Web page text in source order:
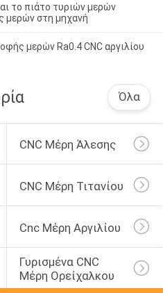
το πιάτο τυριών μερών
μερών στη μηχανή
μερών Ra0.4 CNC αργιλίου
Όλα
CNC Μέρη Άλεσης
CNC Μέρη Τιτανίου
Cnc Μέρη Αργιλίου
Γυρισμένα CNC
Μέρη Ορείχαλκου